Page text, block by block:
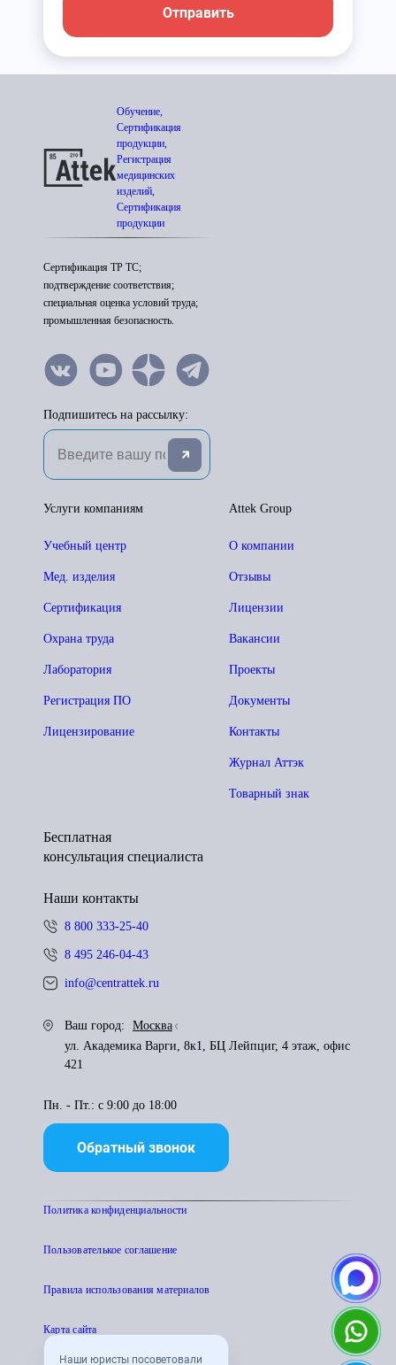
Наши юристы посоветовали
Отправить
Обучение,
Сертификация
продукции,
Регистрация
медицинских
изделий,
Сертификация
продукции
Сертификация ТР ТС;
подтверждение соответствия;
специальная оценка условий труда;
промышленная безопасность.
Подпишитесь на рассылку:
Attek Group
О компании
Отзывы
Лицензии
Вакансии
Проекты
Документы
Контакты
Журнал Аттэк
Товарный знак
Услуги компаниям
Учебный центр
Мед. изделия
Сертификация
Охрана труда
Лаборатория
Регистрация ПО
Лицензирование
Бесплатная
консультация специалиста
Наши контакты
8 800 333-25-40
8 495 246-04-43
info@centrattek.ru
Ваш город:
Москва
ул. Академика Варги, 8к1, БЦ Лейпциг, 4 этаж, офис
421
Пн. - Пт.: с 9:00 до 18:00
Обратный звонок
Политика конфиденциальности
Пользователькое соглашение
Правила использования материалов
Карта сайта